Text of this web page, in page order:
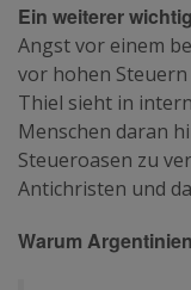
Ein weiterer
Angst vor einem
vor hohen
Thiel sieht in
Menschen daran
Steueroasen zu
Antichristen und
Warum